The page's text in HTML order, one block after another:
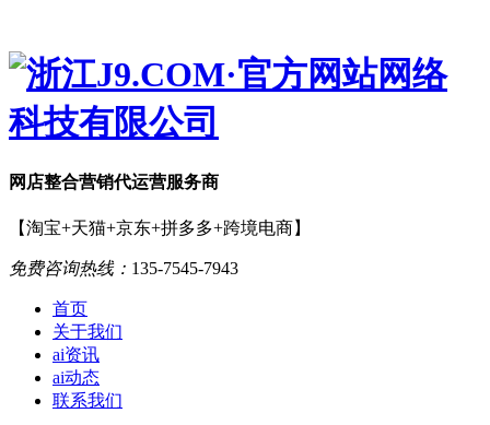
网店整合营销代运营服务商
【淘宝+天猫+京东+拼多多+跨境电商】
免费咨询热线： 135-7545-7943
首页
关于我们
ai资讯
ai动态
联系我们